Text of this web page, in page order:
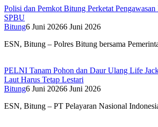
Polisi dan Pemkot Bitung Perketat
SPBU
Bitung6 Juni 20266 Juni 2026
ESN, Bitung – Polres Bitung bersama
PELNI Tanam Pohon dan Daur Ulang Life
Laut Harus Tetap Lestari
Bitung6 Juni 20266 Juni 2026
ESN, Bitung – PT Pelayaran Nasional